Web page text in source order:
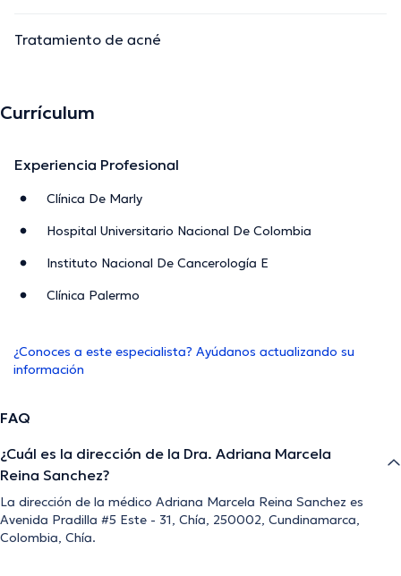
Tratamiento de acné
Currículum
Experiencia Profesional
Clínica De Marly
Hospital Universitario Nacional De Colombia
Instituto Nacional De Cancerología E
Clínica Palermo
¿Conoces a este especialista? Ayúdanos actualizando su
información
FAQ
¿Cuál es la dirección de la Dra. Adriana Marcela
Reina Sanchez?
La dirección de la médico Adriana Marcela Reina Sanchez es
Avenida Pradilla #5 Este - 31, Chía, 250002, Cundinamarca,
Colombia, Chía.